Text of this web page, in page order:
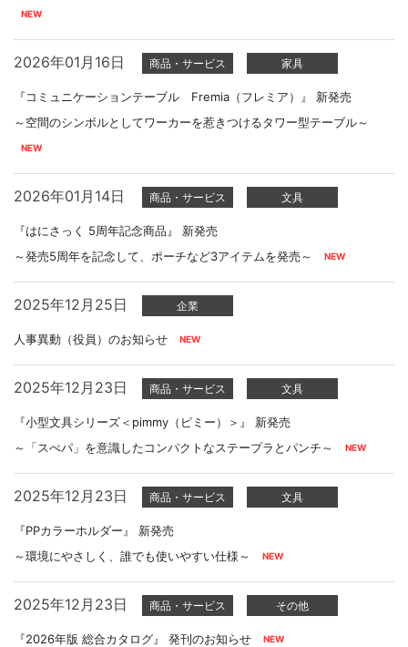
2026年01月16日 商品・サービス 家具
『コミュニケーションテーブル Fremia（フレミア）』 新発売
～空間のシンボルとしてワーカーを惹きつけるタワー型テーブル～
2026年01月14日 商品・サービス 文具
『はにさっく 5周年記念商品』 新発売
～発売5周年を記念して、ポーチなど3アイテムを発売～
2025年12月25日 企業
人事異動（役員）のお知らせ
2025年12月23日 商品・サービス 文具
『小型文具シリーズ＜pimmy（ピミー）＞』 新発売
～「スぺパ」を意識したコンパクトなステープラとパンチ～
2025年12月23日 商品・サービス 文具
『PPカラーホルダー』 新発売
～環境にやさしく、誰でも使いやすい仕様～
2025年12月23日 商品・サービス その他
『2026年版 総合カタログ』 発刊のお知らせ